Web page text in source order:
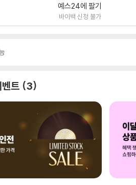
예스24에 팔기
바이백 신청 불가
트 3